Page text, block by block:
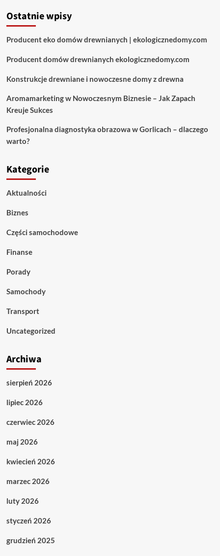
w
Clinic
odkryj
moc
nawilżenia
Ostatnie wpisy
Producent eko domów drewnianych | ekologicznedomy.com
Producent domów drewnianych ekologicznedomy.com
Konstrukcje drewniane i nowoczesne domy z drewna
Aromamarketing w Nowoczesnym Biznesie – Jak Zapach
Kreuje Sukces
Profesjonalna diagnostyka obrazowa w Gorlicach – dlaczego
warto?
Kategorie
Aktualności
Biznes
Części samochodowe
Finanse
Porady
Samochody
Transport
Uncategorized
Archiwa
sierpień 2026
lipiec 2026
czerwiec 2026
maj 2026
kwiecień 2026
marzec 2026
luty 2026
styczeń 2026
grudzień 2025